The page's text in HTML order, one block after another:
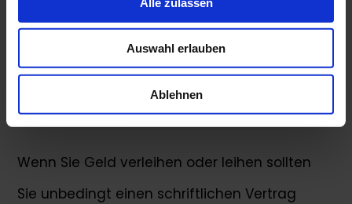
Auswahl erlauben
Ablehnen
Fazit
Wenn Sie Geld verleihen oder leihen sollten
Sie unbedingt einen schriftlichen Vertrag